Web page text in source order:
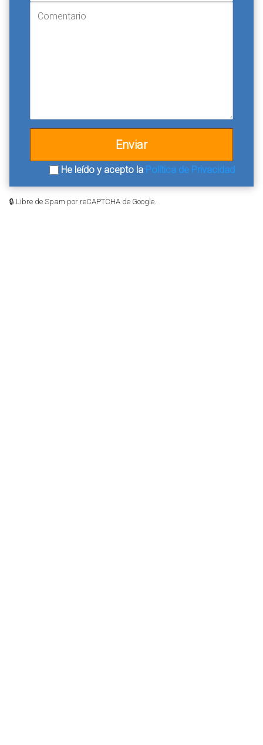
He leído y acepto la Política de Privacidad
🔒 Libre de Spam por reCAPTCHA de Google.